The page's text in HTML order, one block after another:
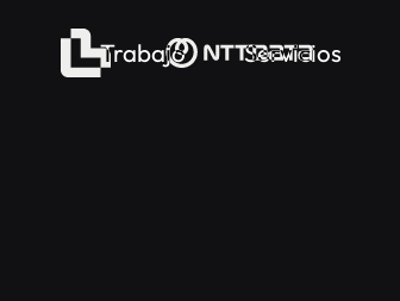
Trabajo Servicios